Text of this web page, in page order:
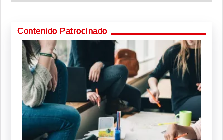
Contenido Patrocinado